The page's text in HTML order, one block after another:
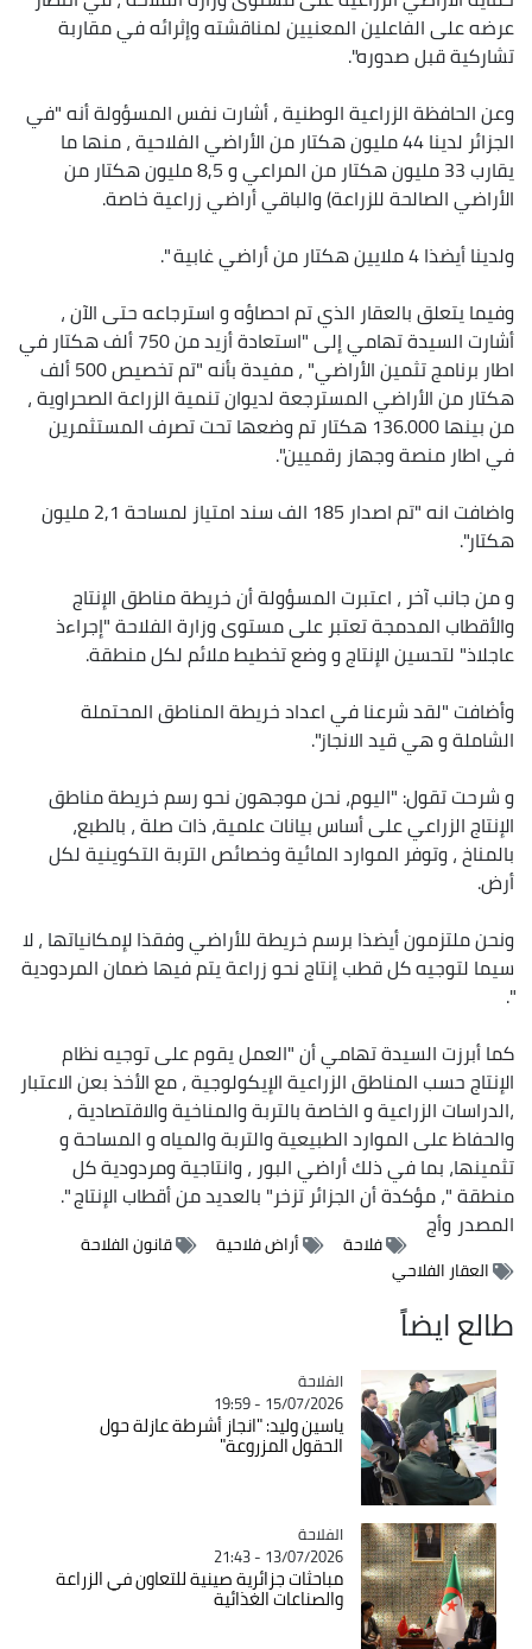
عرضه على الفاعلين المعنيين لمناقشته وإثرائه في مقاربة
تشاركية قبل صدوره".
وعن الحافظة الزراعية الوطنية ، أشارت نفس المسؤولة أنه "في
الجزائر لدينا 44 مليون هكتار من الأراضي الفلاحية ، منها ما
يقارب 33 مليون هكتار من المراعي و 8,5 مليون هكتار من
الأراضي الصالحة للزراعة) والباقي أراضي زراعية خاصة.
ولدينا أيضذا 4 ملايين هكتار من أراضي غابية ".
وفيما يتعلق بالعقار الذي تم احصاؤه و استرجاعه حتى الآن ،
أشارت السيدة تهامي إلى "استعادة أزيد من 750 ألف هكتار في
اطار برنامج تثمين الأراضي" ، مفيدة بأنه "تم تخصيص 500 ألف
هكتار من الأراضي المسترجعة لديوان تنمية الزراعة الصحراوية ،
من بينها 136.000 هكتار تم وضعها تحت تصرف المستثمرين
في اطار منصة وجهاز رقميين".
واضافت انه "تم اصدار 185 الف سند امتياز لمساحة 2,1 مليون
هكتار".
و من جانب آخر ، اعتبرت المسؤولة أن خريطة مناطق الإنتاج
والأقطاب المدمجة تعتبر على مستوى وزارة الفلاحة "إجراءذ
عاجلاذ" لتحسين الإنتاج و وضع تخطيط ملائم لكل منطقة.
وأضافت "لقد شرعنا في اعداد خريطة المناطق المحتملة
الشاملة و هي قيد الانجاز".
و شرحت تقول: "اليوم، نحن موجهون نحو رسم خريطة مناطق
الإنتاج الزراعي على أساس بيانات علمية، ذات صلة ، بالطبع،
بالمناخ ، وتوفر الموارد المائية وخصائص التربة التكوينية لكل
أرض.
ونحن ملتزمون أيضذا برسم خريطة للأراضي وفقذا لإمكانياتها ، لا
سيما لتوجيه كل قطب إنتاج نحو زراعة يتم فيها ضمان المردودية
كما أبرزت السيدة تهامي أن "العمل يقوم على توجيه نظام
الإنتاج حسب المناطق الزراعية الإيكولوجية ، مع الأخذ بعن الاعتبار
،الدراسات الزراعية و الخاصة بالتربة والمناخية والاقتصادية ،
والحفاظ على الموارد الطبيعية والتربة والمياه و المساحة و
تثمينها، بما في ذلك أراضي البور ، وانتاجية ومردودية كل
منطقة "، مؤكدة أن الجزائر تزخر" بالعديد من أقطاب الإنتاج ".
المصدروأج
فلاحة أراض فلاحية
قانون الفلاحة
العقار الفلاحي
طالع ايضاً
Catégorie
الفلاحة
15/07/2026 - 19:59
ياسين وليد: "انجاز أشرطة عازلة حول
الحقول المزروعة"
Catégorie
الفلاحة
13/07/2026 - 21:43
مباحثات جزائرية صينية للتعاون في الزراعة
والصناعات الغذائية